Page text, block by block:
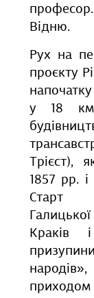
Відню.
Рух на
проєкту
у 18 км.
Трієст),
1857 рр.
Старт
Краків